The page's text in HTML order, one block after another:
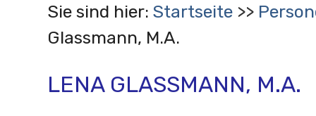
Sie sind hier: Startseite
Glassmann, M.A.
LENA GLASSMANN, M.A.